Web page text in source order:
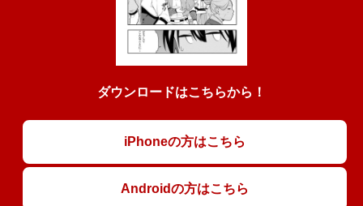
ダウンロードはこちらから！
iPhoneの方はこちら
Androidの方はこちら